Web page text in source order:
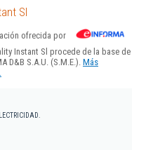
Sl
ofrecida por
Instant Sl procede de la base de
D&B S.A.U. (S.M.E.). Más